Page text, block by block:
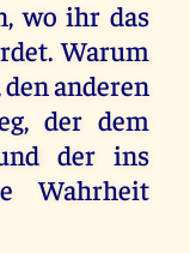
wo ihr das
Warum
anderen
der dem
der ins
Wahrheit